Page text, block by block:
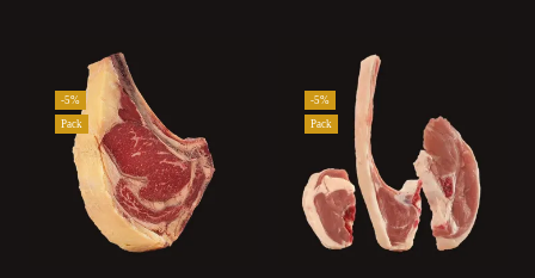
-5%
Pack
-5%
Pack